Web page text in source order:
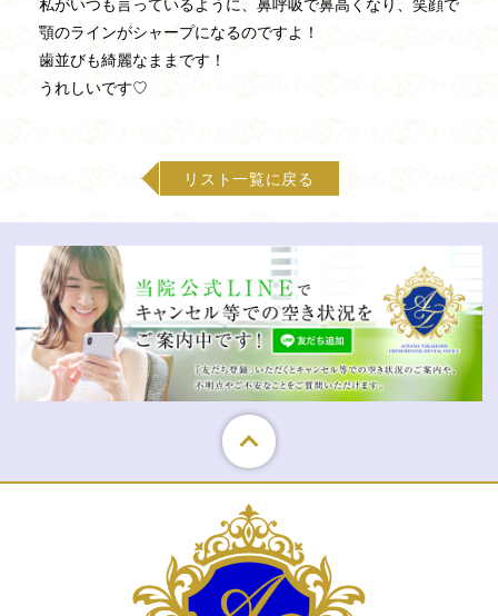
私がいつも言っているように、鼻呼吸で鼻高くなり、笑顔で
顎のラインがシャープになるのですよ！
歯並びも綺麗なままです！
うれしいです♡
リスト一覧に戻る